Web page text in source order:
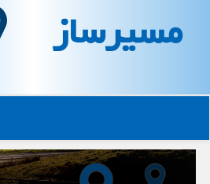
مسیرساز